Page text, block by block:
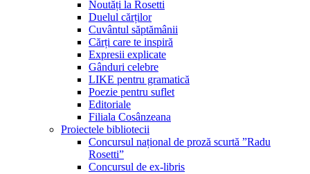
Noutăți la Rosetti
Duelul cărților
Cuvântul săptămânii
Cărți care te inspiră
Expresii explicate
Gânduri celebre
LIKE pentru gramatică
Poezie pentru suflet
Editoriale
Filiala Cosânzeana
Proiectele bibliotecii
Concursul național de proză scurtă ”Radu
Rosetti”
Concursul de ex-libris